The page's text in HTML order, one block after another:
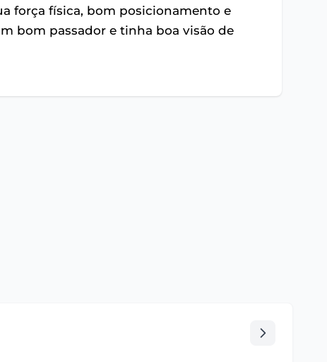
força física, bom posicionamento e
bom passador e tinha boa visão de